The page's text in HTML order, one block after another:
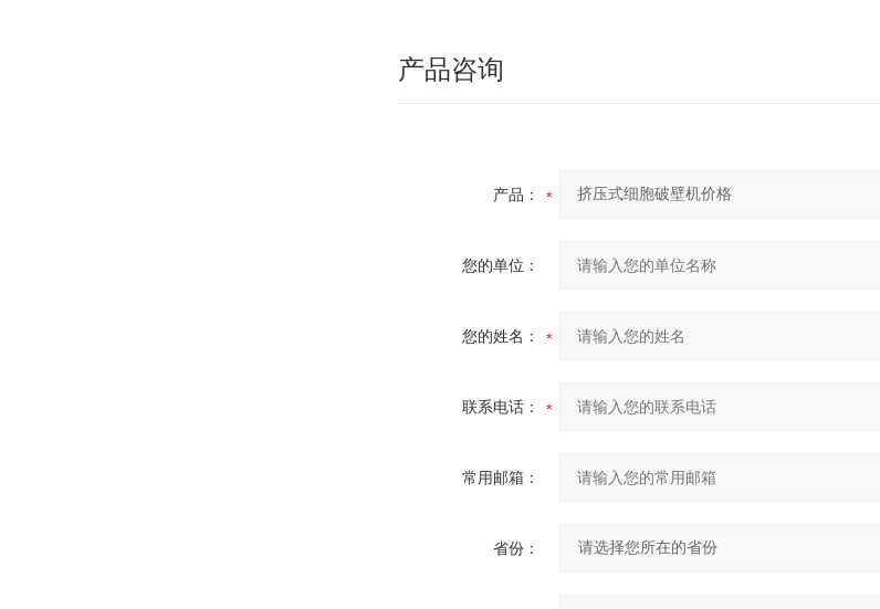
产品咨询
产品：
您的单位：
您的姓名：
联系电话：
常用邮箱：
省份：